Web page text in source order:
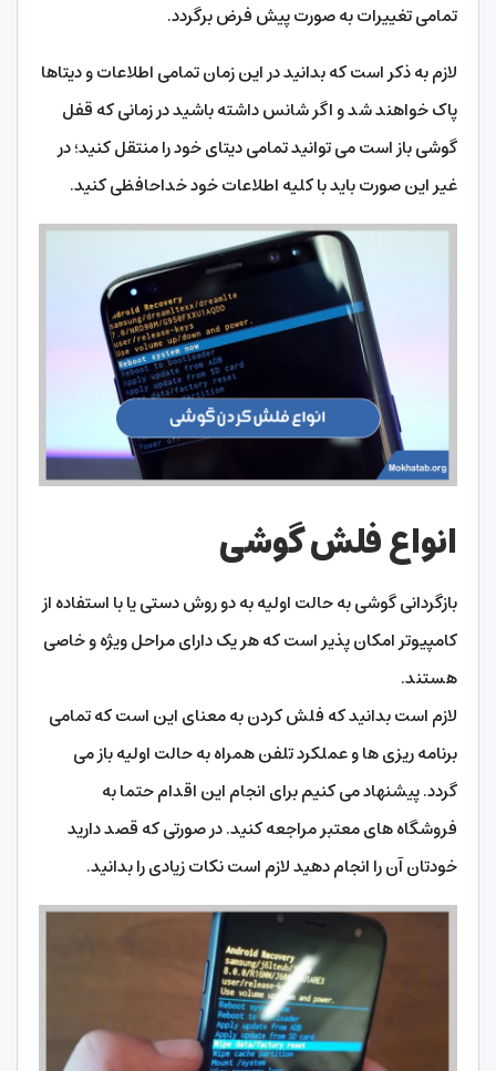
تمامی تغییرات به صورت پیش فرض برگردد.
لازم به ذکر است که بدانید در این زمان تمامی اطلاعات و دیتاها
پاک خواهند شد و اگر شانس داشته باشید در زمانی که قفل
گوشی باز است می توانید تمامی دیتای خود را منتقل کنید؛ در
غیر این صورت باید با کلیه اطلاعات خود خداحافظی کنید.
انواع فلش گوشی
بازگردانی گوشی به حالت اولیه به دو روش دستی یا با استفاده از
کامپیوتر امکان پذیر است که هر یک دارای مراحل ویژه و خاصی
هستند.
لازم است بدانید که فلش کردن به معنای این است که تمامی
برنامه ریزی ها و عملکرد تلفن همراه به حالت اولیه باز می
گردد. پیشنهاد می کنیم برای انجام این اقدام حتما به
فروشگاه های معتبر مراجعه کنید. در صورتی که قصد دارید
خودتان آن را انجام دهید لازم است نکات زیادی را بدانید.